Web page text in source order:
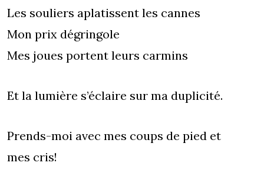
Les souliers aplatissent les cannes
Mon prix dégringole
Mes joues portent leurs carmins
Et la lumière s’éclaire sur ma duplicité.
Prends-moi avec mes coups de pied et
mes cris!